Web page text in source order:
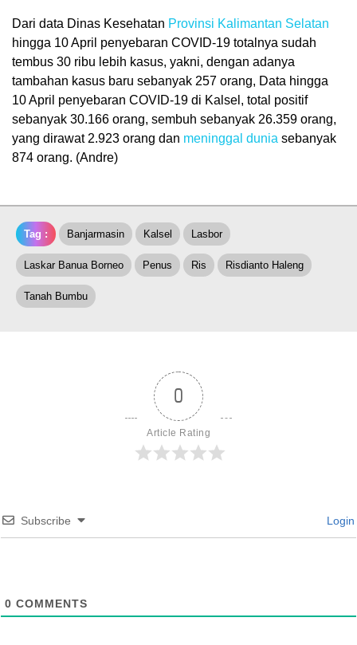
Dari data Dinas Kesehatan Provinsi Kalimantan Selatan
hingga 10 April penyebaran COVID-19 totalnya sudah
tembus 30 ribu lebih kasus, yakni, dengan adanya
tambahan kasus baru sebanyak 257 orang, Data hingga
10 April penyebaran COVID-19 di Kalsel, total positif
sebanyak 30.166 orang, sembuh sebanyak 26.359 orang,
yang dirawat 2.923 orang dan meninggal dunia sebanyak
874 orang. (Andre)
Tag : Banjarmasin Kalsel Lasbor
Laskar Banua Borneo Penus Ris Risdianto Haleng
Tanah Bumbu
0
Article Rating
Subscribe Login
0 COMMENTS